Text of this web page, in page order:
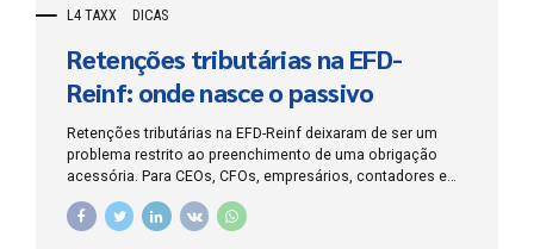
L4 TAXX DICAS
Retenções tributárias na EFD-
Reinf: onde nasce o passivo
invisível
Retenções tributárias na EFD-Reinf deixaram de ser um
problema restrito ao preenchimento de uma obrigação
acessória. Para CEOs, CFOs, empresários, contadores e
escrituração, dentro da contratação, da classificação do